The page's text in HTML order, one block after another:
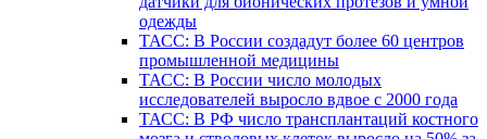
одежды
ТАСС: В России создадут более 60 центров
промышленной медицины
ТАСС: В России число молодых
исследователей выросло вдвое с 2000 года
ТАСС: В РФ число трансплантаций костного